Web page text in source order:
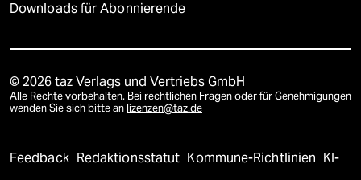
Downloads für Abonnierende
© 2026 taz Verlags und Vertriebs GmbH
Alle Rechte vorbehalten. Bei rechtlichen Fragen oder für Genehmigungen
wenden Sie sich bitte an lizenzen@taz.de
Feedback Redaktionsstatut Kommune-Richtlinien KI-